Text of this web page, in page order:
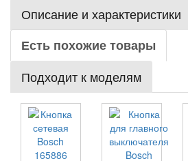
Описание и характеристики
Есть похожие товары
Подходит к моделям